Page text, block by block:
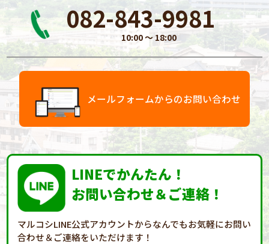
082-843-9981
10:00 〜 18:00
メールフォームからのお問い合わせ
LINEでかんたん！
お問い合わせ＆ご連絡！
マルコシLINE公式アカウントからなんでもお気軽にお問い
合わせ＆ご連絡をいただけます！